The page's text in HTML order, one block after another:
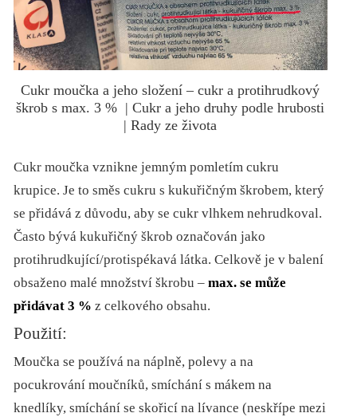
Cukr moučka a jeho složení – cukr a protihrudkový
škrob s max. 3 % | Cukr a jeho druhy podle hrubosti
| Rady ze života
Cukr moučka vznikne jemným pomletím cukru
krupice. Je to směs cukru s kukuřičným škrobem, který
se přidává z důvodu, aby se cukr vlhkem nehrudkoval.
Často bývá kukuřičný škrob označován jako
protihrudkující/protispékavá látka. Celkově je v balení
obsaženo malé množství škrobu –max. se může
přidávat 3 % z celkového obsahu.
Použití:
Moučka se používá na náplně, polevy a na
pocukrování moučníků, smíchání s mákem na
knedlíky, smíchání se skořicí na lívance (neskřípe mezi